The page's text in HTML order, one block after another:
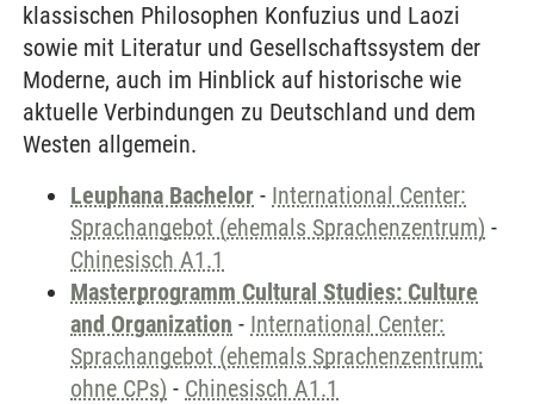
klassischen Philosophen Konfuzius und Laozi
sowie mit Literatur und Gesellschaftssystem der
Moderne, auch im Hinblick auf historische wie
aktuelle Verbindungen zu Deutschland und dem
Westen allgemein.
Leuphana Bachelor - International Center:
Sprachangebot (ehemals Sprachenzentrum) -
Chinesisch A1.1
Masterprogramm Cultural Studies: Culture
and Organization - International Center:
Sprachangebot (ehemals Sprachenzentrum;
ohne CPs) - Chinesisch A1.1